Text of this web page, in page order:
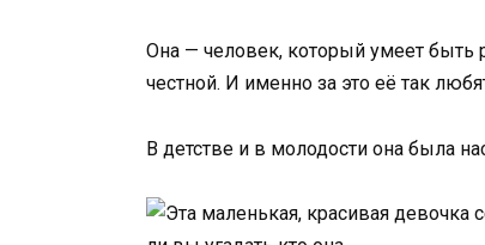
Она — человек, который умеет быть
честной. И именно за это её так
В детстве и в молодости она была